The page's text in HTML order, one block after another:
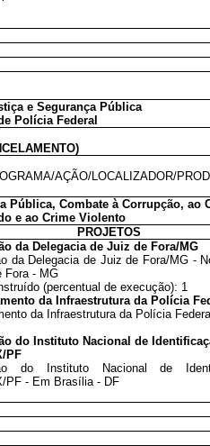
e Segurança Pública
Polícia Federal
AÇÃO/LOCALIZADOR/
Pública, Combate à Corrupção, ao
e ao Crime Violento
PROJETOS
da Delegacia de Juiz de Fora/MG
da Delegacia de Juiz de Fora/MG -
Fora - MG
(percentual de execução): 1
da Infraestrutura da Polícia
da Infraestrutura da Polícia
do Instituto Nacional de
PF
do Instituto Nacional de
PF - Em Brasília - DF